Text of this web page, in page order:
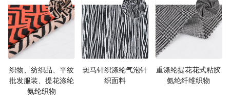
织物、纺织品、平纹
批发服装、提花涤纶
氨纶织物
斑马针织涤纶气泡针
织面料
重涤纶提花花式粘胶
氨纶纤维织物